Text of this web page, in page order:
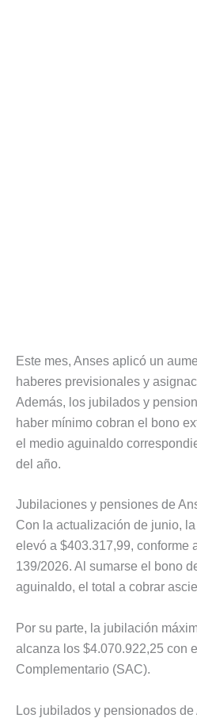
Este mes, Anses aplicó un
haberes previsionales y
Además, los jubilados y
haber mínimo cobran el bono
el medio aguinaldo
del año.
Jubilaciones y pensiones de
Con la actualización de junio,
elevó a $403.317,99, conforme
139/2026. Al sumarse el bono
aguinaldo, el total a cobrar
Por su parte, la jubilación
alcanza los $4.070.922,25 con
Complementario (SAC).
Los jubilados y pensionados